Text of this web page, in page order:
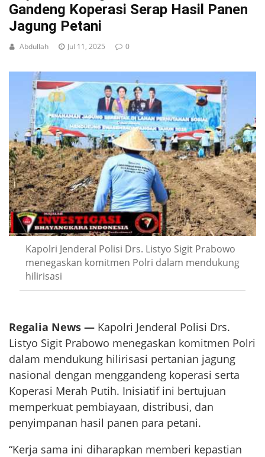
Gandeng Koperasi Serap Hasil Panen
Jagung Petani
Abdullah Jul 11, 2025 0
Kapolri Jenderal Polisi Drs. Listyo Sigit Prabowo
menegaskan komitmen Polri dalam mendukung
hilirisasi
Regalia News — Kapolri Jenderal Polisi Drs.
Listyo Sigit Prabowo menegaskan komitmen Polri
dalam mendukung hilirisasi pertanian jagung
nasional dengan menggandeng koperasi serta
Koperasi Merah Putih. Inisiatif ini bertujuan
memperkuat pembiayaan, distribusi, dan
penyimpanan hasil panen para petani.
“Kerja sama ini diharapkan memberi kepastian